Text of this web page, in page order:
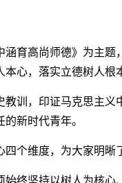
育高尚师德》为主题
心，落实立德树人根
教训，印证马克思主义
新时代青年。
个维度，为大家明晰
终坚持以树人为核